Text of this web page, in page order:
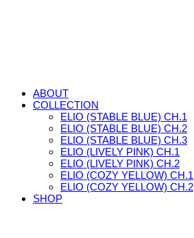
ABOUT
COLLECTION
ELIO (STABLE BLUE) CH.1
ELIO (STABLE BLUE) CH.2
ELIO (STABLE BLUE) CH.3
ELIO (LIVELY PINK) CH.1
ELIO (LIVELY PINK) CH.2
ELIO (COZY YELLOW) CH.1
ELIO (COZY YELLOW) CH.2
SHOP